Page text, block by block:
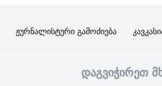
Ჟურნალისტური Გამოძიება
დაგვიჭირეთ